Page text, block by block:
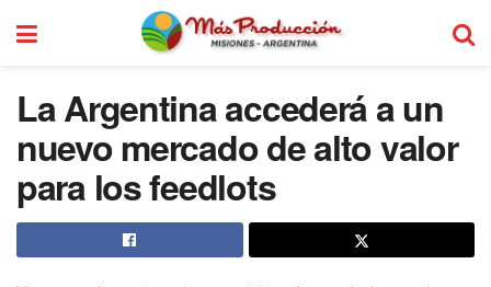
La Argentina accederá a un
nuevo mercado de alto valor
para los feedlots